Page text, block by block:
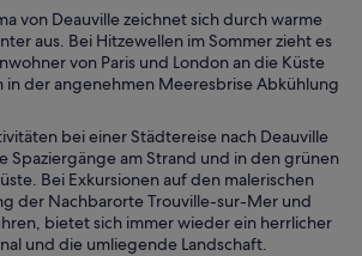
von Deauville zeichnet sich durch warme
aus. Bei Hitzewellen im Sommer zieht es
von Paris und London an die Küste
in der angenehmen Meeresbrise Abkühlung
bei einer Städtereise nach Deauville
Spaziergänge am Strand und in den grünen
Bei Exkursionen auf den malerischen
der Nachbarorte Trouville-sur-Mer und
bietet sich immer wieder ein herrlicher
und die umliegende Landschaft.